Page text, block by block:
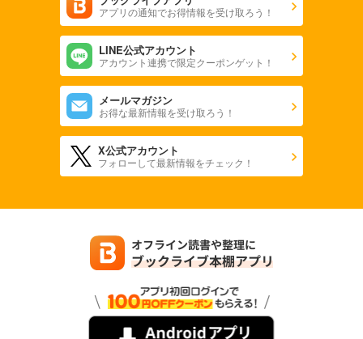
アプリの通知でお得情報を受け取ろう！
LINE公式アカウント
アカウント連携で限定クーポンゲット！
メールマガジン
お得な最新情報を受け取ろう！
X公式アカウント
フォローして最新情報をチェック！